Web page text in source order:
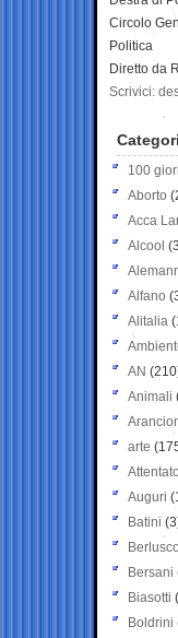
Circolo
Politica
Diretto da
Scrivici:
100
Aborto
Acca
Alcool
Alfano
Alitalia
AN
Animali
arte
Attentato
Auguri
Batini
Bersani
Biasotti
Boldrini